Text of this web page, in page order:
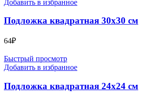
Добавить в избранное
Подложка квадратная 30х30 см
64₽
Быстрый просмотр
Добавить в избранное
Подложка квадратная 24х24 см